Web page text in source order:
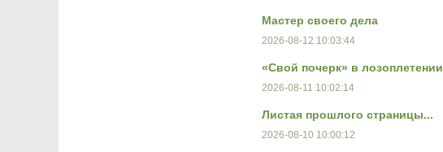
Мастер своего дела
2026-08-12 10:03:44
«Свой почерк» в лозоплетении
2026-08-11 10:02:14
Листая прошлого страницы...
2026-08-10 10:00:12